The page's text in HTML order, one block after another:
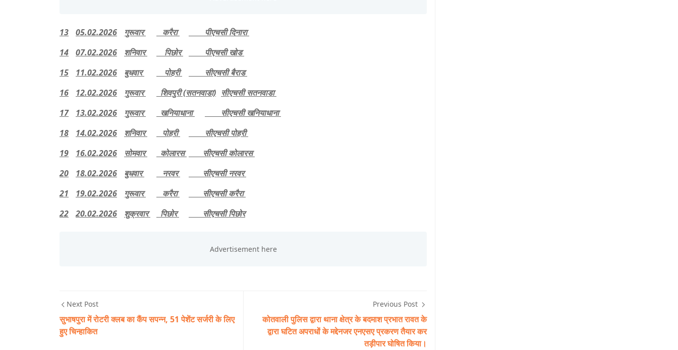
13 05.02.2026 गुरूवार करैरा
पीएचसी दिनारा
14
07.02.2026 शनिवार पिछोर
पीएचसी खोड
15
11.02.2026 बुधवार पोहरी
सीएचसी बैराड
16
12.02.2026 गुरूवार शिवपुरी (सतनवाडा) सीएचसी सतनवाडा
17
13.02.2026 गुरूवार खनियाधाना
सीएचसी खनियाधाना
18
14.02.2026 शनिवार पोहरी
सीएचसी पोहरी
19
16.02.2026 सोमवार कोलारस
सीएचसी कोलारस
20
18.02.2026 बुधवार नरवर
सीएचसी नरवर
21
19.02.2026 गुरूवार करैरा
सीएचसी करैरा
22
20.02.2026 शुक्रवार पिछोर सीएचसी पिछोर
Next Post
सुभाषपुरा में रोटरी क्लब का कैंप सपन्न, 51 पेशेंट सर्जरी के लिए
हुए चिन्हाकित
Previous Post
कोतवाली पुलिस द्वारा थाना क्षेत्र के बदमाश प्रभात रावत के
द्वारा घटित अपराधों के मद्देनजर एनएसए प्रकरण तैयार कर
तड़ीपार घोषित किया।